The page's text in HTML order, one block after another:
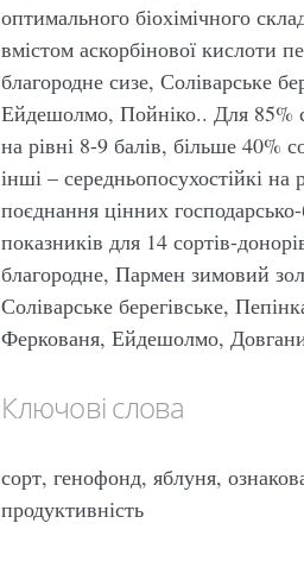
оптимального біохімічного
вмістом аскорбінової кислоти
благородне сизе, Соліварське
Ейдешолмо, Пойніко.. Для 85%
на рівні 8-9 балів, більше 40%
інші – середньопосухостійкі
поєднання цінних
показників для 14 сортів-
благородне, Пармен зимовий
Соліварське берегівське,
Феркованя, Ейдешолмо,
Ключові слова
сорт, генофонд, яблуня,
продуктивність